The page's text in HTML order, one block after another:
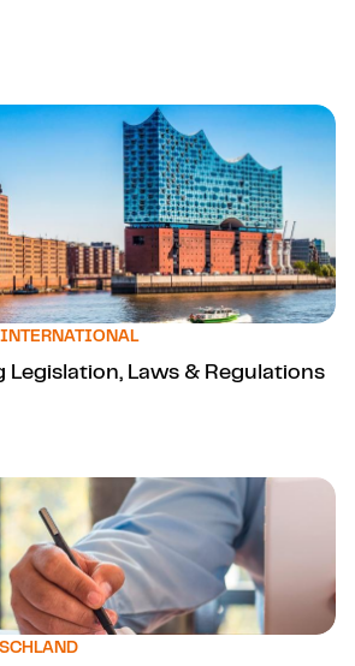
Laws & Regulations in
INTERNATIONAL
Legislation, Laws & Regulations